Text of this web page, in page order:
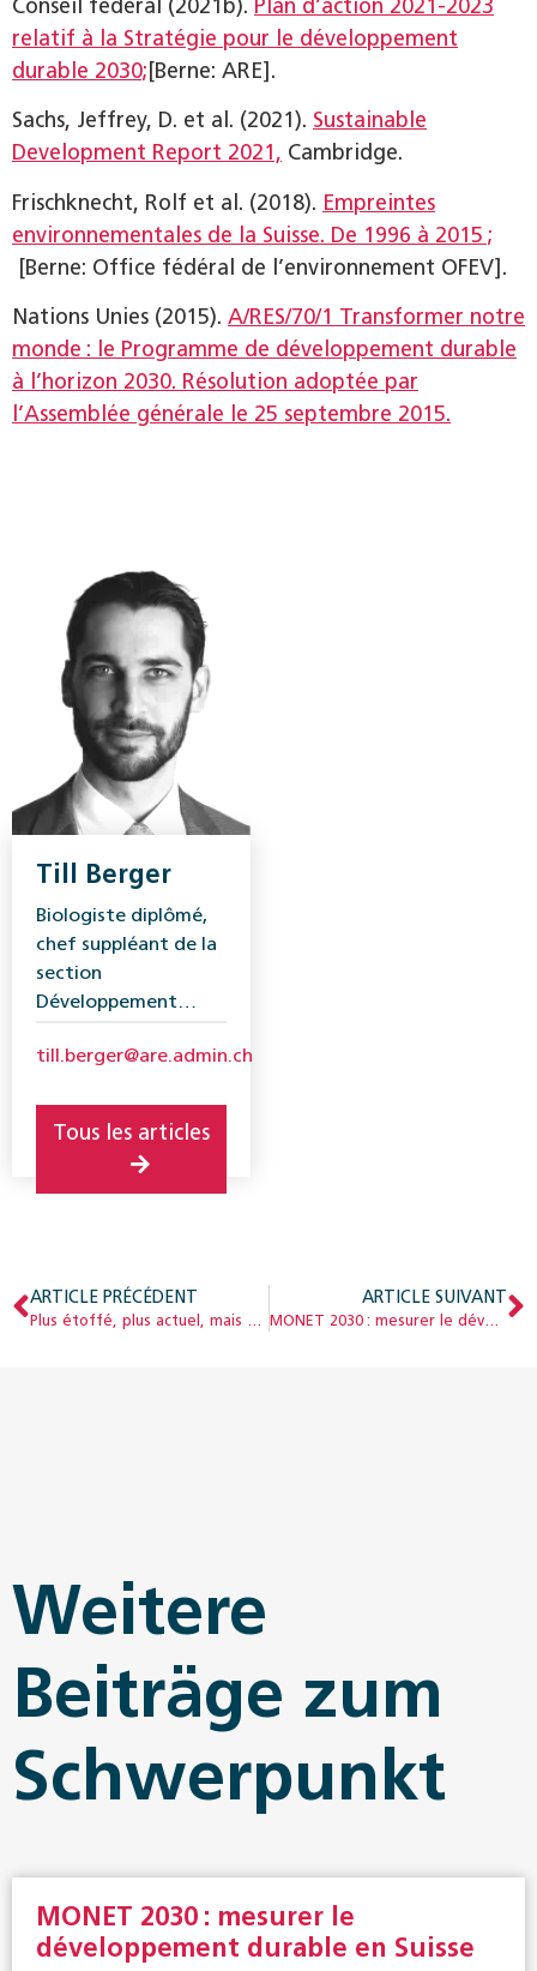
Conseil federal (2021b). Plan d’action 2021-2023
relatif à la Stratégie pour le développement
durable 2030;[Berne: ARE].
Sachs, Jeffrey, D. et al. (2021). Sustainable
Development Report 2021, Cambridge.
Frischknecht, Rolf et al. (2018). Empreintes
environnementales de la Suisse. De 1996 à 2015 ;
[Berne: Office fédéral de l’environnement OFEV].
Nations Unies (2015). A/RES/70/1 Transformer notre
monde : le Programme de développement durable
à l’horizon 2030. Résolution adoptée par
l’Assemblée générale le 25 septembre 2015.
Till Berger
Biologiste diplômé,
chef suppléant de la
section
Développement
fédéral du
till.berger@are.admin.ch
Tous les articles
ARTICLE PRÉCÉDENT ARTICLE SUIVANT
MONET 2030 : mesurer le développement durable en Suisse
Weitere
Beiträge zum
Schwerpunkt
MONET 2030 : mesurer le
développement durable en Suisse